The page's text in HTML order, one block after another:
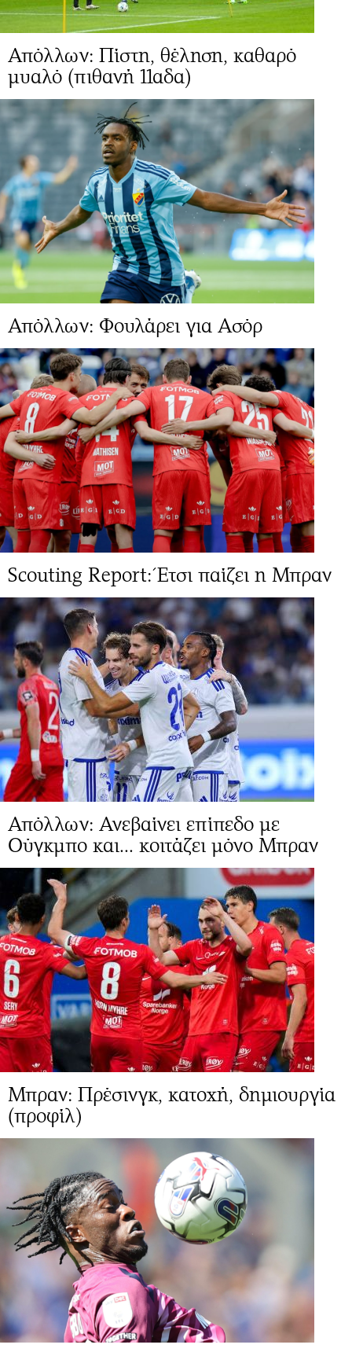
Απόλλων: Πίστη, θέληση, καθαρό
μυαλό (πιθανή 11αδα)
Απόλλων: Φουλάρει για Ασόρ
Scouting Report: Έτσι παίζει η Μπραν
Απόλλων: Ανεβαίνει επίπεδο με
Ούγκμπο και... κοιτάζει μόνο Μπραν
Μπραν: Πρέσινγκ, κατοχή, δημιουργία
(προφίλ)